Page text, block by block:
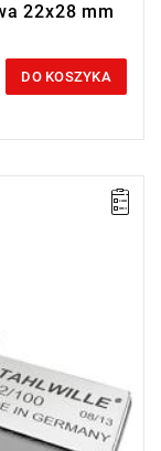
22x28 mm
DO KOSZYKA